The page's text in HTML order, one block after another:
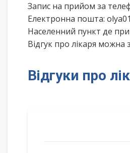
Запис на прийом за
Електронна пошта:
Населенний пункт де
Відгук про лікаря
Відгуки про